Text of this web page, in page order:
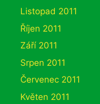
Listopad 2011
Říjen 2011
Září 2011
Srpen 2011
Červenec 2011
Květen 2011